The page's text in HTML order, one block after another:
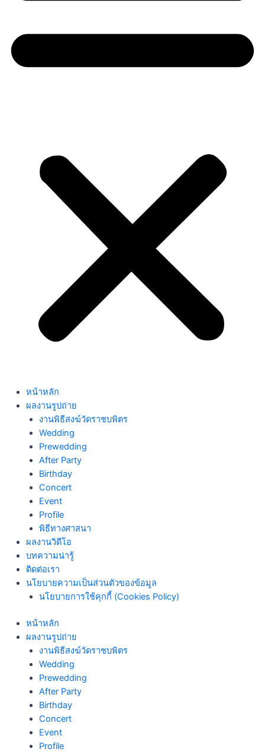
หน้าหลัก
ผลงานรูปถ่าย
งานพิธีสงฆ์วัดราชบพิตร
Wedding
Prewedding
After Party
Birthday
Concert
Event
Profile
พิธีทางศาสนา
ผลงานวิดีโอ
บทความน่ารู้
ติดต่อเรา
นโยบายความเป็นส่วนตัวของข้อมูล
นโยบายการใช้คุกกี้ (Cookies Policy)
หน้าหลัก
ผลงานรูปถ่าย
งานพิธีสงฆ์วัดราชบพิตร
Wedding
Prewedding
After Party
Birthday
Concert
Event
Profile